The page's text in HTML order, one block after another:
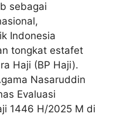
sebagai
Indonesia
tongkat estafet
Haji (BP Haji).
Nasaruddin
Evaluasi
1446 H/2025 M di